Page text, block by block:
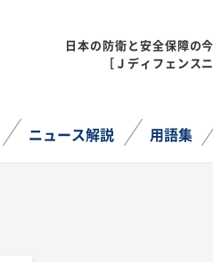
日本の防衛と安全保障の
［Ｊディフェンス
ニュース解説 用語集